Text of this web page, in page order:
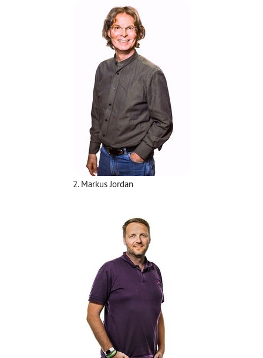
2. Markus Jordan